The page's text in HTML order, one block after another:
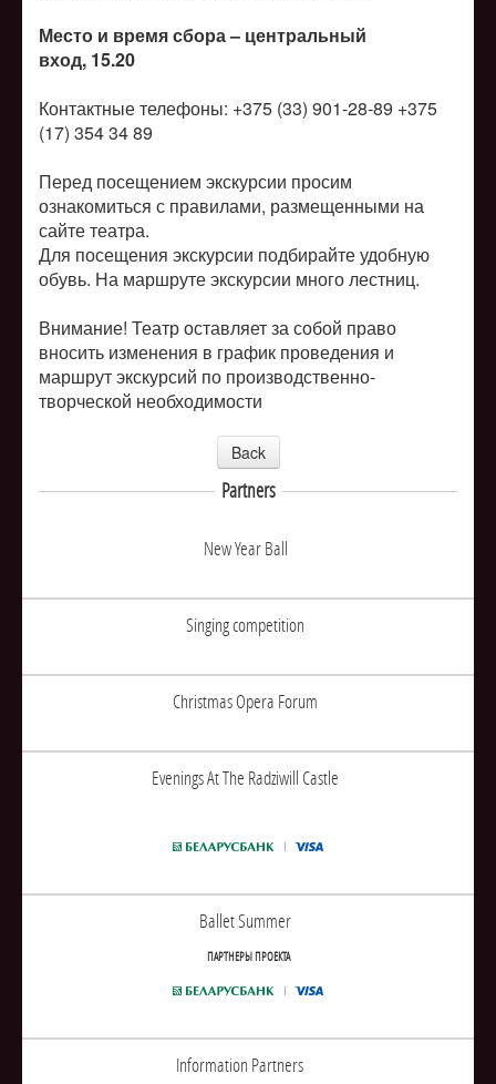
Место и время сбора – центральный
вход, 15.20
Контактные телефоны: +375 (33) 901-28-89 +375
(17) 354 34 89
Перед посещением экскурсии просим
ознакомиться с правилами, размещенными на
сайте театра.
Для посещения экскурсии подбирайте удобную
обувь. На маршруте экскурсии много лестниц.
Внимание! Театр оставляет за собой право
вносить изменения в график проведения и
маршрут экскурсий по производственно-
творческой необходимости
Back
Partners
New Year Ball
Singing competition
Christmas Opera Forum
Evenings At The Radziwill Castle
Ballet Summer
ПАРТНЕРЫ ПРОЕКТА
Information Partners